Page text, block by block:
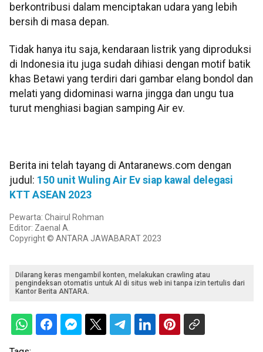
berkontribusi dalam menciptakan udara yang lebih
bersih di masa depan.
Tidak hanya itu saja, kendaraan listrik yang diproduksi
di Indonesia itu juga sudah dihiasi dengan motif batik
khas Betawi yang terdiri dari gambar elang bondol dan
melati yang didominasi warna jingga dan ungu tua
turut menghiasi bagian samping Air ev.
Berita ini telah tayang di Antaranews.com dengan
judul: 150 unit Wuling Air Ev siap kawal delegasi
KTT ASEAN 2023
Pewarta: Chairul Rohman
Editor: Zaenal A.
Copyright © ANTARA JAWABARAT 2023
Dilarang keras mengambil konten, melakukan crawling atau
pengindeksan otomatis untuk AI di situs web ini tanpa izin tertulis dari
Kantor Berita ANTARA.